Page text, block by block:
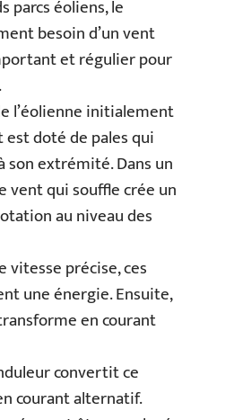
parcs éoliens, le
besoin d’un vent
et régulier pour
l’éolienne initialement
doté de pales qui
son extrémité. Dans un
vent qui souffle crée un
au niveau des
vitesse précise, ces
une énergie. Ensuite,
en courant
convertit ce
courant alternatif.